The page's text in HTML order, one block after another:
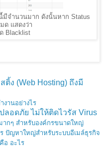
มีจำนวนมาก ดังนั้นหาก Status
ด แสดงว่า
Blacklist
ง (Web Hosting) ถึงมี
งานอย่างไร
ลอดภัย ไม่ให้ติดไวรัส Virus
ากๆ สำหรับองค์กรขนาดใหญ่
ปัญหาใหญ่สำหรับระบบอีเมล์ธุรกิจ
อ อะไร